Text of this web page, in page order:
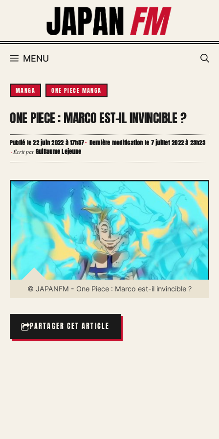
MENU
MANGA ONE PIECE MANGA
ONE PIECE : MARCO EST-IL INVINCIBLE ?
Publié le 22 juin 2022 à 17h57· Dernière modification le 7 juillet 2022 à 23h23
·Écrit parGuillaume Lejeune
© JAPANFM - One Piece : Marco est-il invincible ?
PARTAGER CET ARTICLE